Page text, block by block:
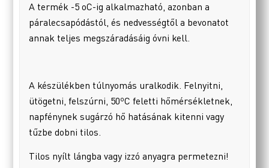
A termék -5 oC-ig alkalmazható, azonban a
páralecsapódástól, és nedvességtől a bevonatot
annak teljes megszáradásáig óvni kell.
A készülékben túlnyomás uralkodik. Felnyitni,
ütögetni, felszúrni, 50ºC feletti hőmérsékletnek,
napfénynek sugárzó hő hatásának kitenni vagy
tűzbe dobni tilos.
Tilos nyílt lángba vagy izzó anyagra permetezni!